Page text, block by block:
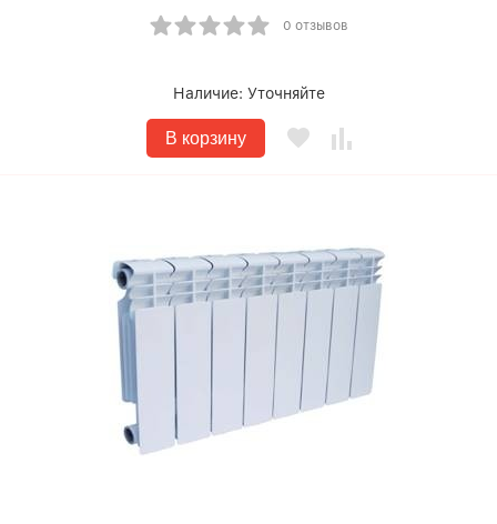
0 отзывов
Наличие: Уточняйте
В корзину